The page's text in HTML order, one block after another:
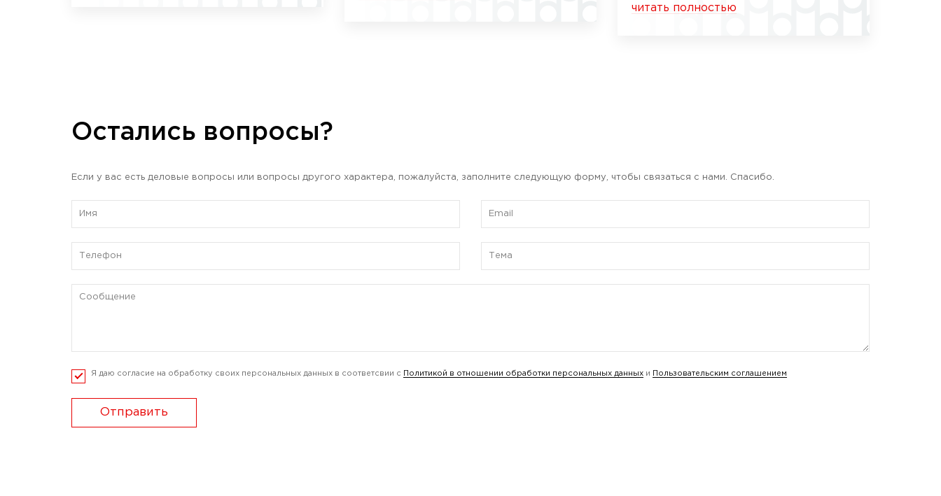
читать полностью
Остались вопросы?
Если у вас есть деловые вопросы или вопросы другого характера, пожалуйста, заполните следующую форму, чтобы связаться с нами. Спасибо.
Я даю согласие на обработку своих персональных данных в соответсвии с Политикой в отношении обработки персональных данных и Пользовательским соглашением
Отправить